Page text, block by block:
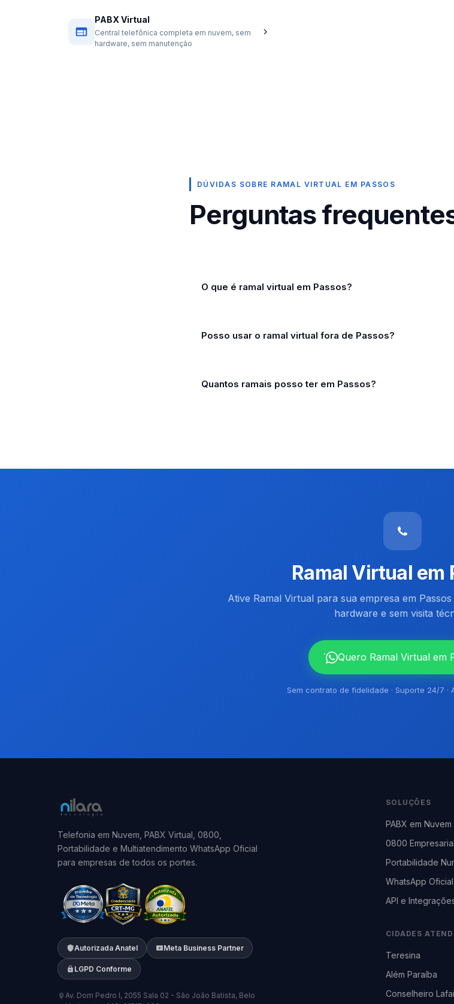
PABX Virtual
Central telefônica completa em nuvem, sem
hardware, sem manutenção
DÚVIDAS SOBRE RAMAL VIRTUAL EM PASSOS
Perguntas
O que é ramal virtual em Passos?
Posso usar o ramal virtual fora de Passos?
Quantos ramais posso ter em Passos?
Ramal Virtual em
Ative Ramal Virtual para sua empresa em
hardware e sem visita
` Quero Ramal Virtual em
Sem contrato de fidelidade · Suporte 24/7 ·
Telefonia em Nuvem, PABX Virtual, 0800,
Portabilidade e Multiatendimento WhatsApp Oficial
para empresas de todos os portes.
Autorizada Anatel Meta Business Partner
LGPD Conforme
Av. Dom Pedro I, 2055 Sala 02 - São João Batista, Belo
SOLUÇÕES
PABX em Nuvem
0800 Empresarial
Portabilidade
WhatsApp Oficial
API e
CIDADES
Teresina
Além Paraíba
Conselheiro